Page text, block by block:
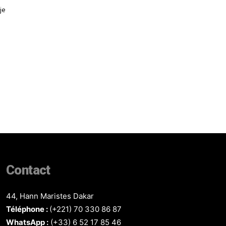
Contact
44, Hann Maristes Dakar
Téléphone : (+221) 70 330 86 87‬
WhatsApp : (+33) 6 52 17 85 46